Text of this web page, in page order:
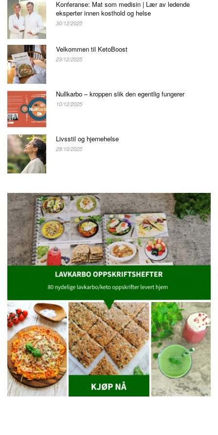
Konferanse: Mat som medisin | Lær av ledende
eksperter innen kosthold og helse
30/12/2025
Velkommen til KetoBoost
23/12/2025
Nullkarbo – kroppen slik den egentlig fungerer
10/12/2025
Livsstil og hjernehelse
28/10/2025